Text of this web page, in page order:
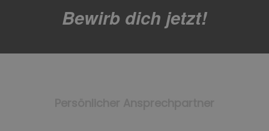
Bewirb dich jetzt!